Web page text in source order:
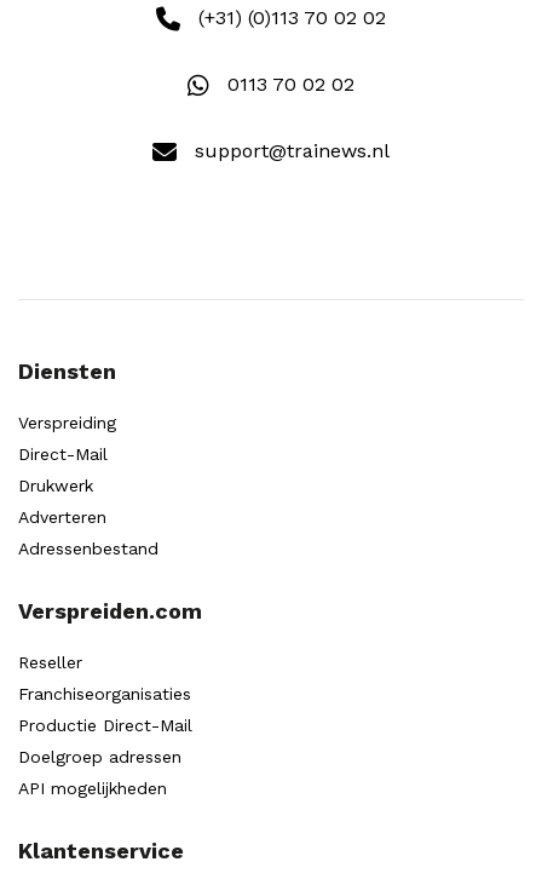
(+31) (0)113 70 02 02
0113 70 02 02
support@trainews.nl
Diensten
Verspreiding
Direct-Mail
Drukwerk
Adverteren
Adressenbestand
Verspreiden.com
Reseller
Franchiseorganisaties
Productie Direct-Mail
Doelgroep adressen
API mogelijkheden
Klantenservice